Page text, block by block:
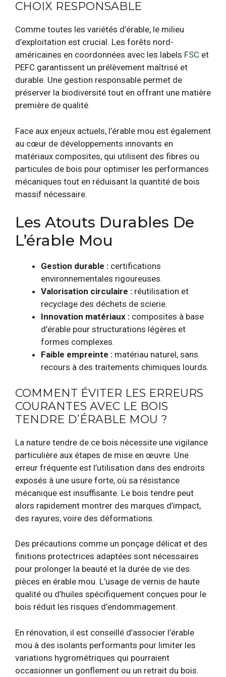
CHOIX RESPONSABLE
Comme toutes les variétés d’érable, le milieu
d’exploitation est crucial. Les forêts nord-
américaines en coordonnées avec les labels FSC et
PEFC garantissent un prélèvement maîtrisé et
durable. Une gestion responsable permet de
préserver la biodiversité tout en offrant une matière
première de qualité.
Face aux enjeux actuels, l’érable mou est également
au cœur de développements innovants en
matériaux composites, qui utilisent des fibres ou
particules de bois pour optimiser les performances
mécaniques tout en réduisant la quantité de bois
massif nécessaire.
Les Atouts Durables De
L’érable Mou
Gestion durable : certifications
environnementales rigoureuses.
Valorisation circulaire : réutilisation et
recyclage des déchets de scierie.
Innovation matériaux : composites à base
d’érable pour structurations légères et
formes complexes.
Faible empreinte : matériau naturel, sans
recours à des traitements chimiques lourds.
COMMENT ÉVITER LES ERREURS
COURANTES AVEC LE BOIS
TENDRE D’ÉRABLE MOU ?
La nature tendre de ce bois nécessite une vigilance
particulière aux étapes de mise en œuvre. Une
erreur fréquente est l’utilisation dans des endroits
exposés à une usure forte, où sa résistance
mécanique est insuffisante. Le bois tendre peut
alors rapidement montrer des marques d’impact,
des rayures, voire des déformations.
Des précautions comme un ponçage délicat et des
finitions protectrices adaptées sont nécessaires
pour prolonger la beauté et la durée de vie des
pièces en érable mou. L’usage de vernis de haute
qualité ou d’huiles spécifiquement conçues pour le
bois réduit les risques d’endommagement.
En rénovation, il est conseillé d’associer l’érable
mou à des isolants performants pour limiter les
variations hygrométriques qui pourraient
occasionner un gonflement ou un retrait du bois.